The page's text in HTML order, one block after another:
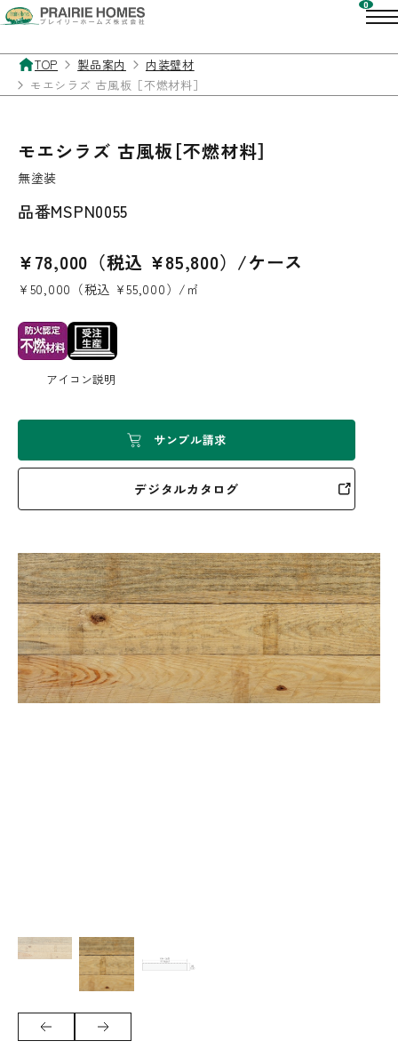
TOP 製品案内
内装壁材
モエシラズ 古風板［不燃材料］
モエシラズ 古風板［不燃材料］
無塗装
品番MSPN0055
¥78,000（税込 ¥85,800）/ケース
¥50,000（税込 ¥55,000）/㎡
アイコン説明
サンプル請求
デジタルカタログ